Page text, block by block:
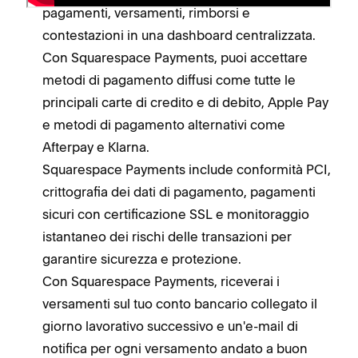
pagamenti, versamenti, rimborsi e
contestazioni in una dashboard centralizzata.
Con Squarespace Payments, puoi accettare
metodi di pagamento diffusi come tutte le
principali carte di credito e di debito, Apple Pay
e metodi di pagamento alternativi come
Afterpay e Klarna.
Squarespace Payments include conformità PCI,
crittografia dei dati di pagamento, pagamenti
sicuri con certificazione SSL e monitoraggio
istantaneo dei rischi delle transazioni per
garantire sicurezza e protezione.
Con Squarespace Payments, riceverai i
versamenti sul tuo conto bancario collegato il
giorno lavorativo successivo e un'e-mail di
notifica per ogni versamento andato a buon